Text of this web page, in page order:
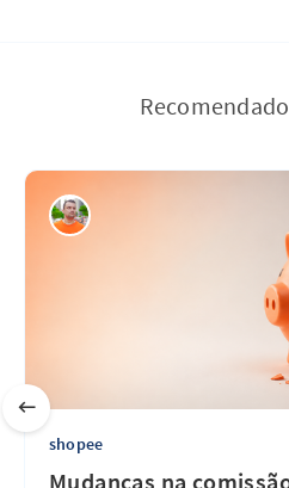
shopee
Mudanças na